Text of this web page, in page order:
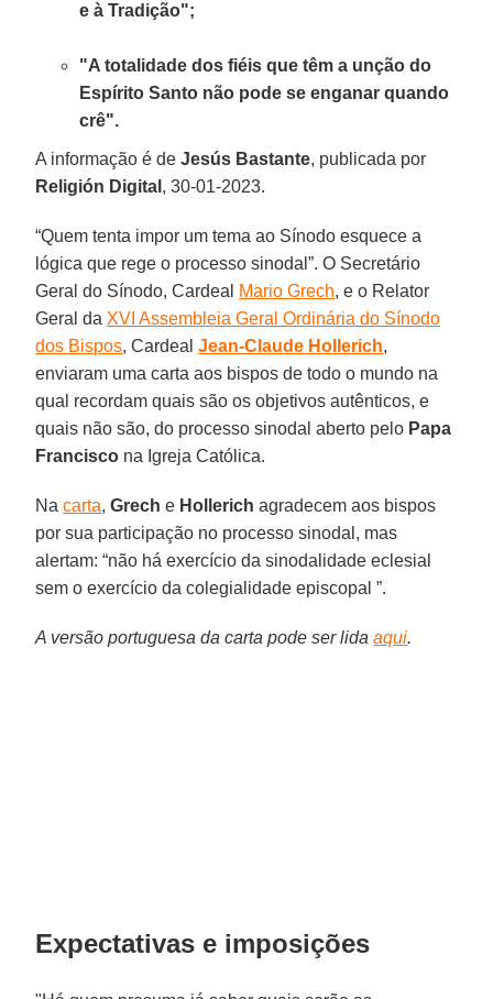
e à Tradição";
"A totalidade dos fiéis que têm a unção do
Espírito Santo não pode se enganar quando
crê".
A informação é deJesús Bastante, publicada por
Religión Digital , 30-01-2023.
“Quem tenta impor um tema ao Sínodo esquece a
lógica que rege o processo sinodal”. O Secretário
Geral do Sínodo, Cardeal Mario Grech, e o Relator
Geral da XVI Assembleia Geral Ordinária do Sínodo
dos Bispos, CardealJean-Claude Hollerich,
enviaram uma carta aos bispos de todo o mundo na
qual recordam quais são os objetivos autênticos, e
quais não são, do processo sinodal aberto pelo Papa
Francisco na Igreja Católica.
Nacarta,Grech e Hollerich agradecem aos bispos
por sua participação no processo sinodal, mas
alertam: “não há exercício da sinodalidade eclesial
sem o exercício da colegialidade episcopal ”.
A versão portuguesa da carta pode ser lidaaqui.
Expectativas e imposições